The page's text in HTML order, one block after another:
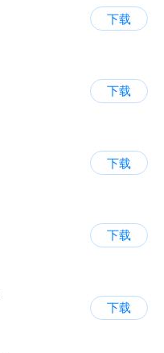
下载
下载
下载
下载
下载